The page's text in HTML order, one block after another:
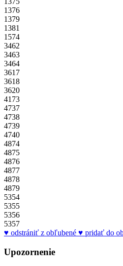
1376
1379
1381
1574
3462
3463
3464
3617
3618
3620
4173
4737
4738
4739
4740
4874
4875
4876
4877
4878
4879
5354
5355
5356
5357
odstrániť z obľubené
pridať do
Upozornenie